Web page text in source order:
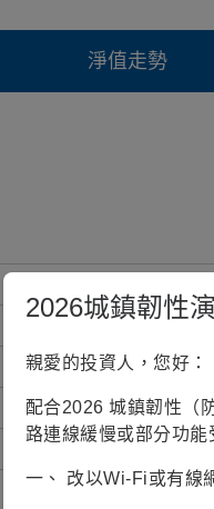
淨值走勢
2026城鎮韌性
親愛的投資人，您好：
配合2026 城鎮韌性（
路連線緩慢或部分功能
一、 改以Wi-Fi或有線